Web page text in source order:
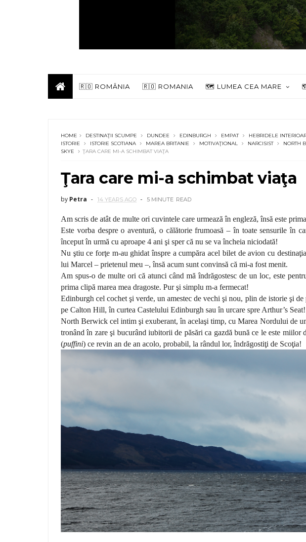
🇷🇴 ROMÂNIA 🇷🇴 ROMANIA 🗺️ LUMEA CEA MARE
HOME DESTINAŢII SCUMPE DUNDEE EDINBURGH EMPAT HEBRIDELE
ISTORIE
ISTORIE SCOTIANA MAREA BRITANIE MOTIVAŢIONAL NARCISIST NORTH
SKYE
ŢARA CARE MI-A SCHIMBAT VIAŢA
Ţara care mi-a schimbat viaţa
by Petra 14 YEARS AGO 5 MINUTE READ
Am scris de atât de multe ori cuvintele care urmează în engleză, însă este
Este vorba despre o aventură, o călătorie frumoasă – în toate sensurile în
început în urmă cu aproape 4 ani şi sper că nu se va încheia niciodată!
Nu ştiu ce forţe m-au ghidat înspre a cumpăra acel bilet de avion cu
lui Marcel – prietenul meu –, însă acum sunt convinsă că mi-a fost menit.
Am spus-o de multe ori că atunci când mă îndrăgostesc de un loc, este
prima clipă marea mea dragoste. Pur şi simplu m-a fermecat!
Edinburgh cel cochet şi verde, un amestec de vechi şi nou, plin de istorie şi de
pe Calton Hill, în curtea Castelului Edinburgh sau în urcare spre Arthur’s Seat!
North Berwick cel intim şi exuberant, în acelaşi timp, cu Marea Nordului de
tronând în zare şi bucurând iubitorii de păsări ca gazdă bună ce le este miilor
(puffini) ce revin an de an acolo, probabil, la rândul lor, îndrăgostiţi de Scoţia!